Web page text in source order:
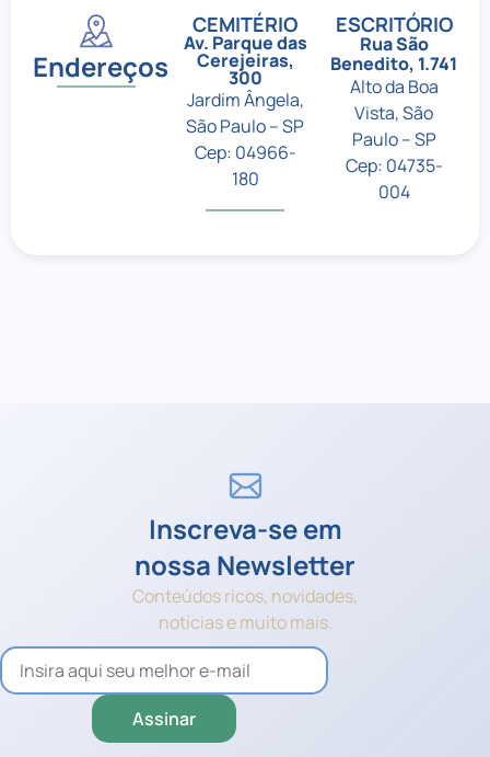
Endereços
CEMITÉRIO
Av. Parque das
Cerejeiras,
300
Jardim Ângela,
São Paulo – SP
Cep: 04966-
180
ESCRITÓRIO
Rua São
Benedito, 1.741
Alto da Boa
Vista, São
Paulo – SP
Cep: 04735-
004
Inscreva-se em
nossa Newsletter
Conteúdos ricos, novidades,
notícias e muito mais.